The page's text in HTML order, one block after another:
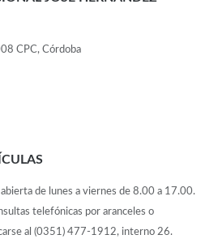
CPC, Córdoba
abierta de lunes a viernes de 8.00 a 17.00.
telefónicas por aranceles o
al (0351) 477-1912, interno 26.